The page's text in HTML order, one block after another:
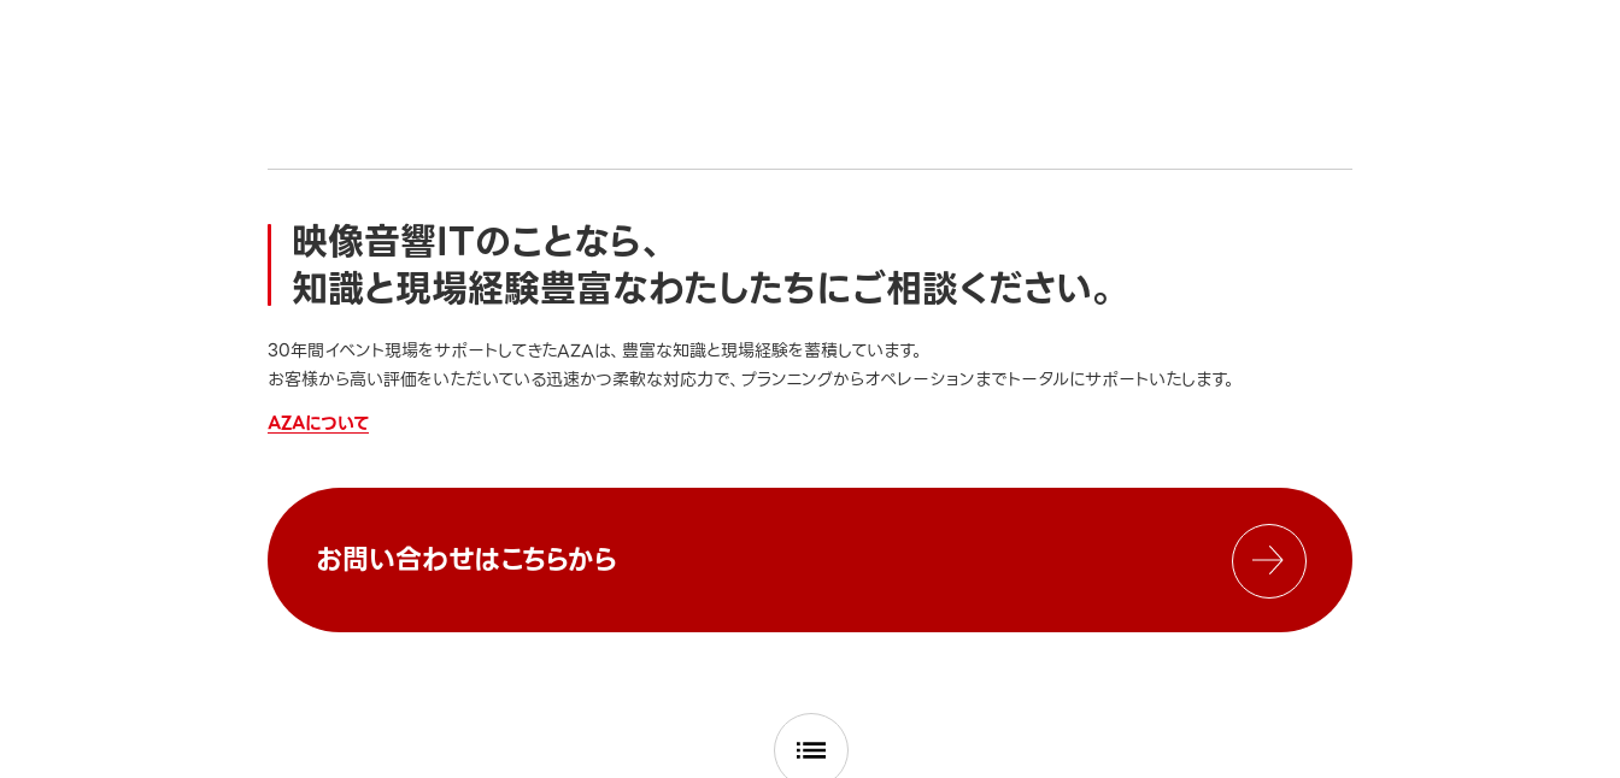
映像音響ITのことなら、
知識と現場経験豊富なわたしたちにご相談ください。
30年間イベント現場をサポートしてきたAZAは、豊富な知識と現場経験を蓄積しています。
お客様から高い評価をいただいている迅速かつ柔軟な対応力で、プランニングからオペレーションまでトータルにサポートいたします。
AZAについて
お問い合わせはこちらから